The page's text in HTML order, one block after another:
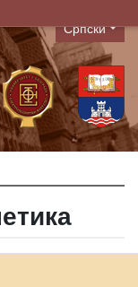
Language
Српски